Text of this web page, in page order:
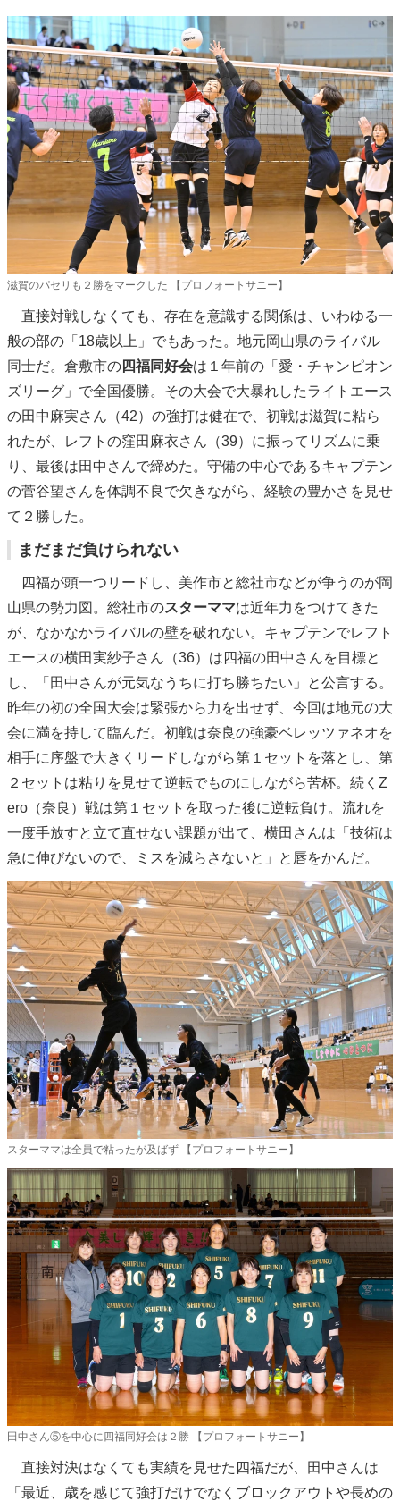
滋賀のパセリも２勝をマークした 【プロフォートサニー】
直接対戦しなくても、存在を意識する関係は、いわゆる一
般の部の「18歳以上」でもあった。地元岡山県のライバル
同士だ。倉敷市の四福同好会は１年前の「愛・チャンピオン
ズリーグ」で全国優勝。その大会で大暴れしたライトエース
の田中麻実さん（42）の強打は健在で、初戦は滋賀に粘ら
れたが、レフトの窪田麻衣さん（39）に振ってリズムに乗
り、最後は田中さんで締めた。守備の中心であるキャプテン
の菅谷望さんを体調不良で欠きながら、経験の豊かさを見せ
て２勝した。
まだまだ負けられない
四福が頭一つリードし、美作市と総社市などが争うのが岡
山県の勢力図。総社市のスターママは近年力をつけてきた
が、なかなかライバルの壁を破れない。キャプテンでレフト
エースの横田実紗子さん（36）は四福の田中さんを目標と
し、「田中さんが元気なうちに打ち勝ちたい」と公言する。
昨年の初の全国大会は緊張から力を出せず、今回は地元の大
会に満を持して臨んだ。初戦は奈良の強豪ベレッツァネオを
相手に序盤で大きくリードしながら第１セットを落とし、第
２セットは粘りを見せて逆転でものにしながら苦杯。続くZ
ero（奈良）戦は第１セットを取った後に逆転負け。流れを
一度手放すと立て直せない課題が出て、横田さんは「技術は
急に伸びないので、ミスを減らさないと」と唇をかんだ。
スターママは全員で粘ったが及ばず 【プロフォートサニー】
田中さん⑤を中心に四福同好会は２勝 【プロフォートサニー】
直接対決はなくても実績を見せた四福だが、田中さんは
「最近、歳を感じて強打だけでなくブロックアウトや長めの